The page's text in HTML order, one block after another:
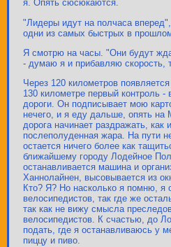
я. Опять сюсюкаются.
"Лидеры идут на полчаса
одни из самых быстрых в
Я смотрю на часы. "Они будут
- думаю я и прибавляю скорость,
Через 120 километров
130 километре первый контроль -
дороги. Он подписывает мою
нечего, и я еду дальше, опять на
дорога начинает раздражать, как
послеполуденная жара. На пути
остается ничего более как
ближайшему городу Лодейное
останавливается машина и
Ханнолайнен, высовывается из
Кто? Я? Но насколько я помню, я
велосипедистов, так где же
так как не вижу смысла
велосипедистов. К счастью, до
подать, где я останавливаюсь у
пиццу и пиво.